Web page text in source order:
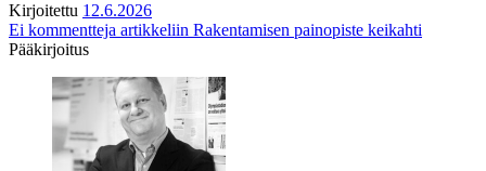
Kirjoitettu 12.6.2026
Ei kommentteja artikkeliin Rakentamisen painopiste keikahti
Pääkirjoitus